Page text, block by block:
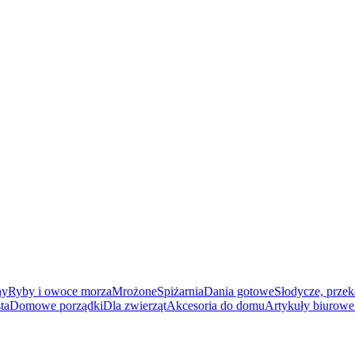
Ryby i owoce morzaMrożoneSpiżarniaDania gotoweSłodycze,
Domowe porządkiDla zwierzątAkcesoria do domuArtykuły